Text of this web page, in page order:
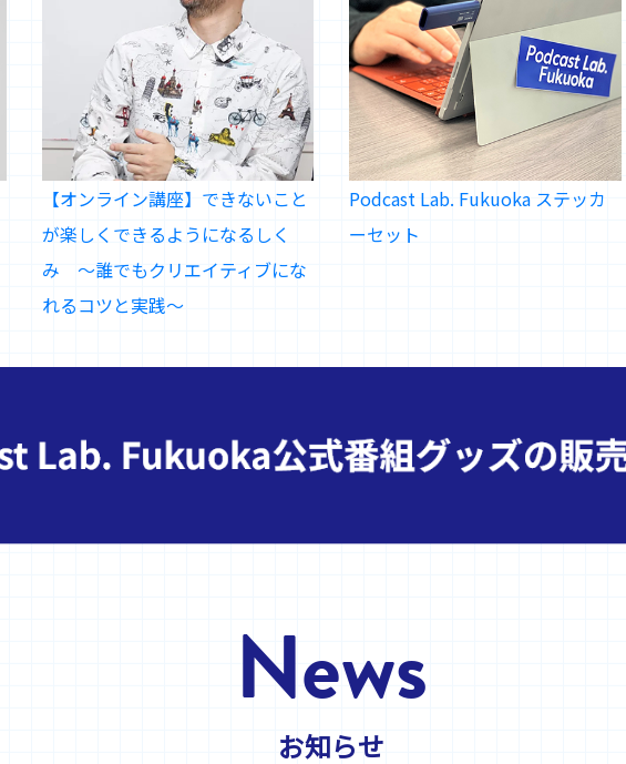
【オンライン講座】できないこと
が楽しくできるようになるしく
み ～誰でもクリエイティブにな
れるコツと実践～
Podcast Lab. Fukuoka ステッカ
ーセット
News
お知らせ